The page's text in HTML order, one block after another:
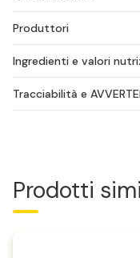
Produttori
Ingredienti e valori
Tracciabilità e
Prodotti